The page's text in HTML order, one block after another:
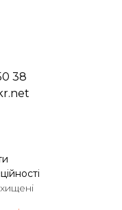
38